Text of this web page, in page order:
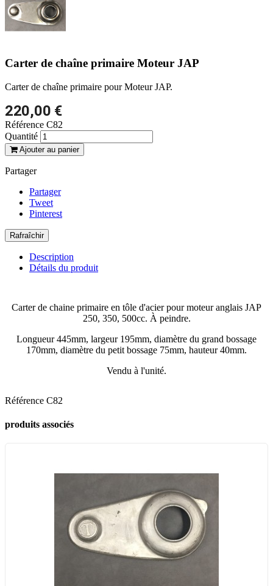
Carter de chaîne primaire Moteur JAP
Carter de chaîne primaire pour Moteur JAP.
220,00 €
Référence C82
Quantité
Ajouter au panier
Partager
Partager
Tweet
Pinterest
Description
Détails du produit
Carter de chaine primaire en tôle d'acier pour moteur anglais JAP
250, 350, 500cc. À peindre.
Longueur 445mm, largeur 195mm, diamètre du grand bossage
170mm, diamètre du petit bossage 75mm, hauteur 40mm.
Vendu à l'unité.
Référence C82
produits associés